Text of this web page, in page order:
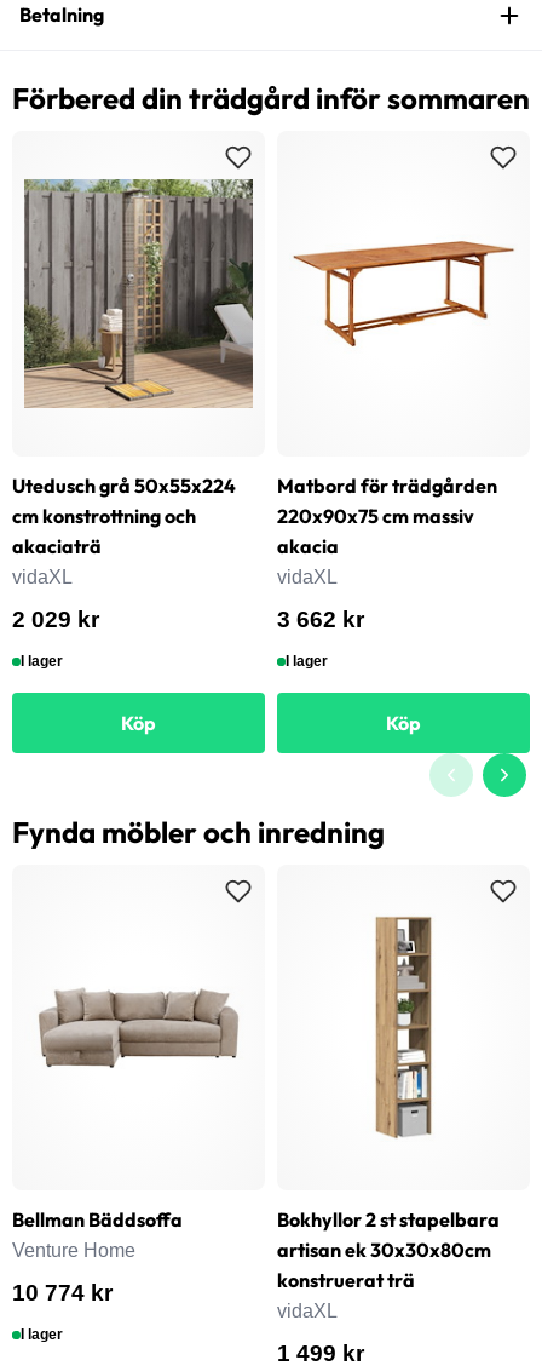
Betalning
Förbered din trädgård inför sommaren
Utedusch grå 50x55x224
cm konstrottning och
akaciaträ
vidaXL
2 029 kr
I lager
Köp
Matbord för trädgården
220x90x75 cm massiv
akacia
vidaXL
3 662 kr
I lager
Köp
Fynda möbler och inredning
Bellman Bäddsoffa
Venture Home
10 774 kr
I lager
Bokhyllor 2 st stapelbara
artisan ek 30x30x80cm
konstruerat trä
vidaXL
1 499 kr